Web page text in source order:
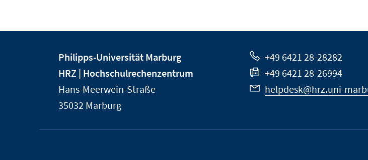
Informationen
der
Universität
Marburg
Philipps-Universität Marburg
HRZ | Hochschulrechenzentrum
Hans-Meerwein-Straße
35032 Marburg
+49 6421 28-28282
+49 6421 28-26994
helpdesk@hrz.uni-